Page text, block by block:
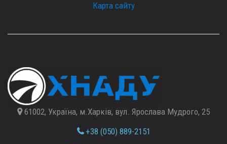
Карта сайту
61002, Україна, м.Харків, вул. Ярослава Мудрого, 25
+38 (050) 889-2151